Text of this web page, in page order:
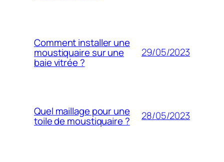
Comment installer une
moustiquaire sur une
baie vitrée ?
29/05/2023
Quel maillage pour une
toile de moustiquaire ? 28/05/2023